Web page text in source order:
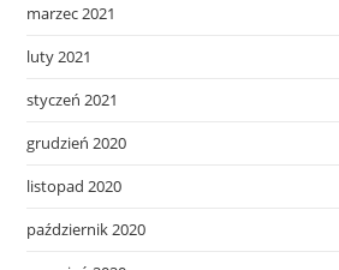
marzec 2021
luty 2021
styczeń 2021
grudzień 2020
listopad 2020
październik 2020